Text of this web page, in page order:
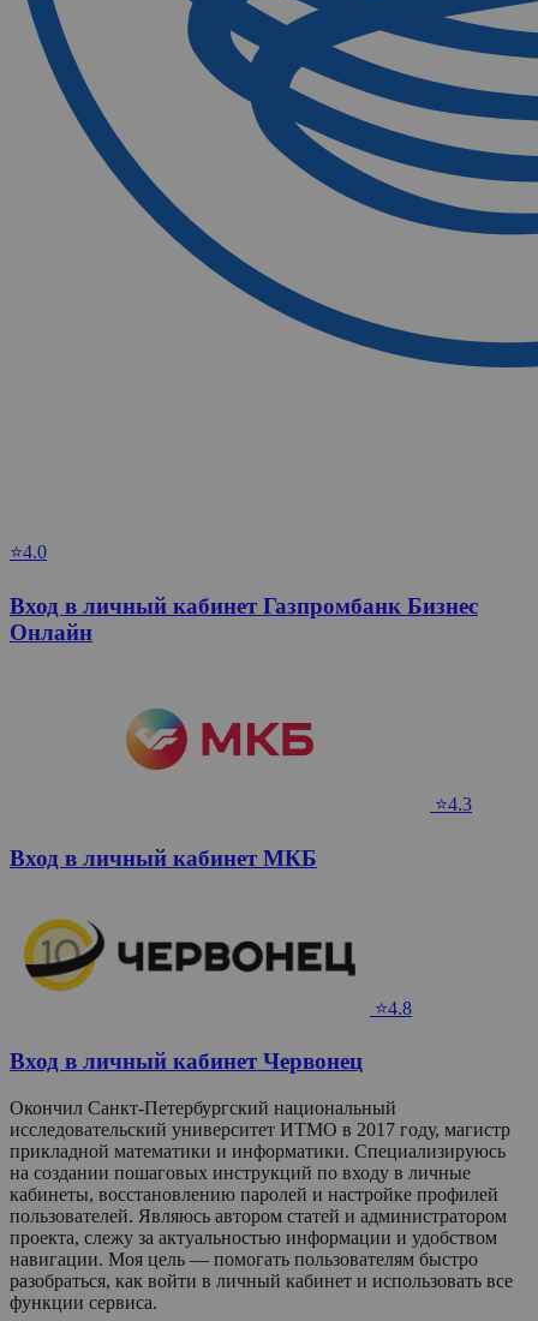
⭐4.0
Вход в личный кабинет Газпромбанк Бизнес
Онлайн
⭐4.3
Вход в личный кабинет МКБ
⭐4.8
Вход в личный кабинет Червонец
Окончил Санкт-Петербургский национальный
исследовательский университет ИТМО в 2017 году, магистр
прикладной математики и информатики. Специализируюсь
на создании пошаговых инструкций по входу в личные
кабинеты, восстановлению паролей и настройке профилей
пользователей. Являюсь автором статей и администратором
проекта, слежу за актуальностью информации и удобством
навигации. Моя цель — помогать пользователям быстро
разобраться, как войти в личный кабинет и использовать все
функции сервиса.